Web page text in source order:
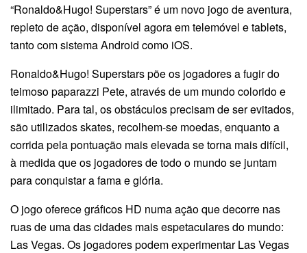
“Ronaldo&Hugo! Superstars” é um novo jogo de aventura,
repleto de ação, disponível agora em telemóvel e tablets,
tanto com sistema Android como iOS.
Ronaldo&Hugo! Superstars põe os jogadores a fugir do
teimoso paparazzi Pete, através de um mundo colorido e
ilimitado. Para tal, os obstáculos precisam de ser evitados,
são utilizados skates, recolhem-se moedas, enquanto a
corrida pela pontuação mais elevada se torna mais difícil,
à medida que os jogadores de todo o mundo se juntam
para conquistar a fama e glória.
O jogo oferece gráficos HD numa ação que decorre nas
ruas de uma das cidades mais espetaculares do mundo:
Las Vegas. Os jogadores podem experimentar Las Vegas